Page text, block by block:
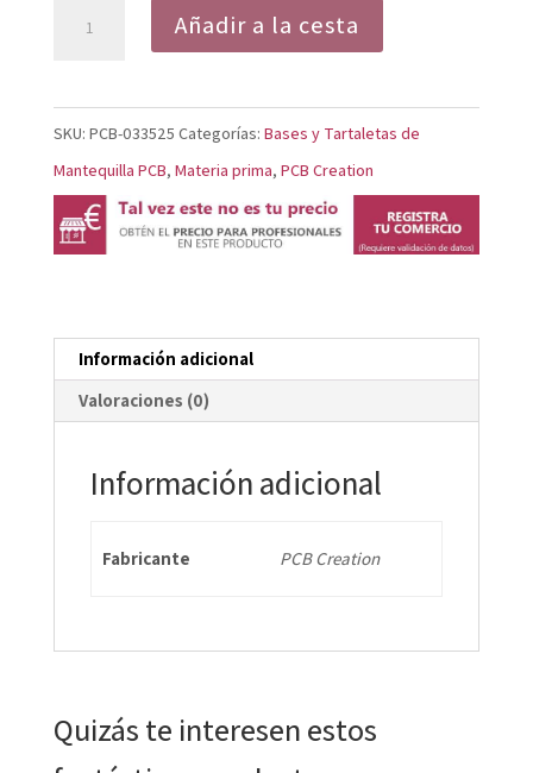
RECTANGULAR
CM
H
Añadir a la cesta
SKU: PCB-033525 Categorías: Bases y Tartaletas de
Mantequilla PCB, Materia prima, PCB Creation
Información adicional
Valoraciones (0)
Información adicional
Fabricante PCB Creation
Quizás te interesen estos